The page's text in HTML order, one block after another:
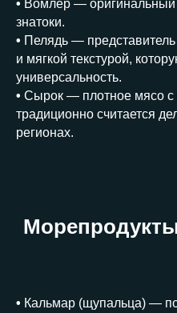
• Вомлер — оригинальный
знатоки.
• Пелядь —
и мягкой текстурой,
универсальность.
• Сырок — плотное мясо с
традиционно считается
регионах.
• Кальмар (щупальца) —